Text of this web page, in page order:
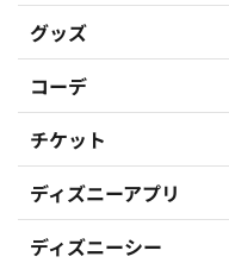
グッズ
コーデ
チケット
ディズニーアプリ
ディズニーシー